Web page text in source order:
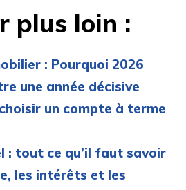
plus loin :
: Pourquoi 2026
une année décisive
un compte à terme
: tout ce qu’il faut savoir
les intérêts et les